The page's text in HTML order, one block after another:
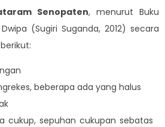
Senopaten, menurut Buku
(Sugiri Suganda, 2012) secara
beberapa ada yang halus
cukup, sepuhan cukupan sebatas